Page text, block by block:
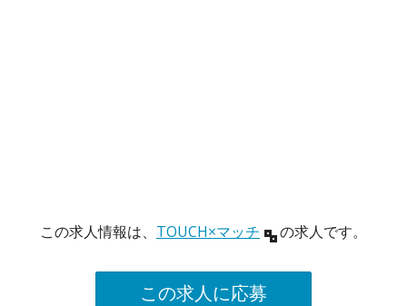
この求人情報は、 TOUCH×マッチ の求人です。
この求人に応募